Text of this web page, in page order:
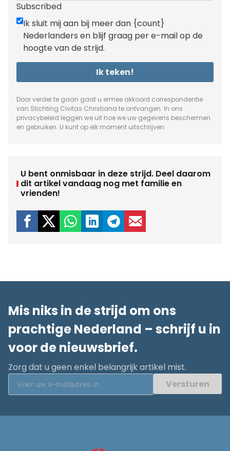
Subscribed
Ik sluit mij aan bij meer dan {count}
Nederlanders en blijf graag per e-mail op de
hoogte van de strijd.
Ik teken!
Door verder te gaan gaat u ermee akkoord correspondentie
van Stichting Civitas Christiana te ontvangen. In ons
privacybeleid leggen we uit hoe we uw gegevens beschermen
en gebruiken. U kunt op elk moment uitschrijven.
U bent onmisbaar in deze strijd. Deel daarom
dit artikel vandaag nog met familie en
vrienden!
Mis niks in de strijd om ons
prachtige Nederland – schrijf u in
voor de nieuwsbrief.
Zorg dat u geen enkel belangrijk artikel mist.
Versturen